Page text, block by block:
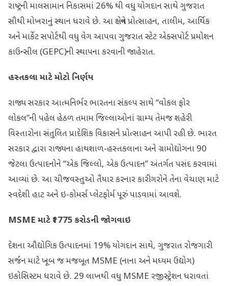
રાષ્ટ્રની માલસામાન નિકાસમાં 26% થી વધુ યોગદાન સાથે ગુજરાત
સૌથી મોખરાનું સ્થાન ધરાવે છે. આ ક્ષેત્રને પ્રોત્સાહન, તાલીમ, આર્થિક
અને માર્કેટ સપોર્ટથી વધુ વેગ આપવા ગુજરાત સ્ટેટ એક્સપોર્ટ પ્રમોશન
કાઉન્‍સીલ (GEPC)ની સ્થાપના કરવાની જાહેરાત.
હસ્તકલા માટે મોટો નિર્ણય
રાજ્ય સરકાર આત્મનિર્ભર ભારતના સંકલ્પ સાથે “વોકલ ફોર
લોકલ”ની પહેલ હેઠળ તમામ જિલ્લાઓનાં ગ્રામ્ય તેમજ શહેરી
વિસ્તારોના સંતુલિત પ્રાદેશિક વિકાસને પ્રોત્સાહન આપી રહી છે. ભારત
સરકાર દ્વારા રાજ્યના હાથશાળ-હસ્તકલાના અને ગ્રામોદ્યોગના 90
જેટલા ઉત્પાદનોને “એક જિલ્લો, એક ઉત્પાદન” અંતર્ગત પસંદ કરવામાં
આવ્યાં છે. આ ચીજવસ્તુઓ તૈયાર કરનાર કારીગરોને તેના વેચાણ માટે
સ્વદેશી હાટ અને ઇ-કોમર્સ પ્લેટફોર્મ પૂરું પાડવામાં આવશે.
MSME માટે₹1775 કરોડની જોગવાઇ
દેશના ઔદ્યોગિક ઉત્પાદનમાં 19% યોગદાન સાથે, ગુજરાત રોજગારી
સર્જન માટે ખૂબ જ મજબૂત MSME (નાના અને મધ્યમ ઉદ્યોગ)
ઇકોસિસ્ટમ ધરાવે છે. 29 લાખથી વધુ MSME રજીસ્ટ્રેશન ધરાવતાં